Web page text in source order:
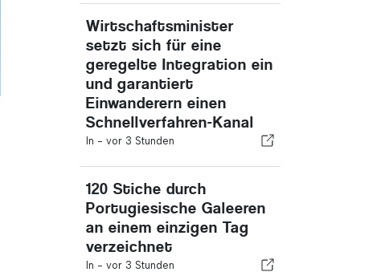
Wirtschaftsminister
setzt sich für eine
geregelte Integration ein
und garantiert
Einwanderern einen
Schnellverfahren-Kanal
In - vor 3 Stunden
120 Stiche durch
Portugiesische Galeeren
an einem einzigen Tag
verzeichnet
In - vor 3 Stunden